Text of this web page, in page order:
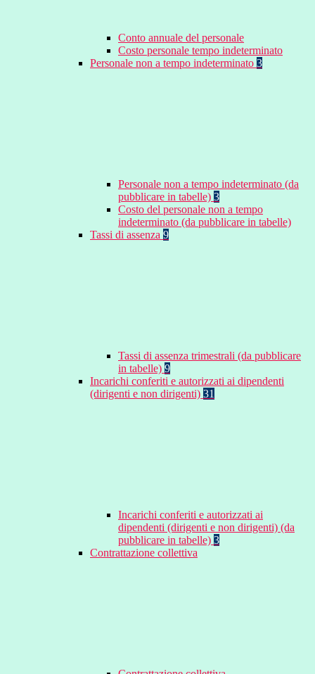
Conto annuale del personale
Costo personale tempo indeterminato
Personale non a tempo indeterminato 3
Personale non a tempo indeterminato (da
pubblicare in tabelle) 3
Costo del personale non a tempo
indeterminato (da pubblicare in tabelle)
Tassi di assenza 9
Tassi di assenza trimestrali (da pubblicare
in tabelle) 9
Incarichi conferiti e autorizzati ai dipendenti
(dirigenti e non dirigenti) 31
Incarichi conferiti e autorizzati ai
dipendenti (dirigenti e non dirigenti) (da
pubblicare in tabelle) 3
Contrattazione collettiva